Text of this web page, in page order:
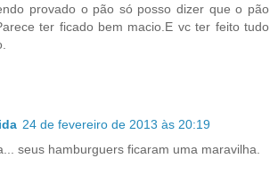
provado o pão só posso dizer que o pão
ter ficado bem macio.E vc ter feito tudo
24 de fevereiro de 2013 às 20:19
seus hamburguers ficaram uma maravilha.